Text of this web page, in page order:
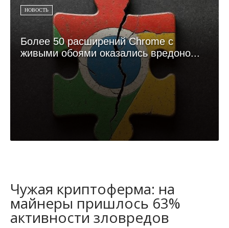
НОВОСТЬ
Более 50 расширений Chrome с
живыми обоями оказались вредоно...
Чужая криптоферма: на
майнеры пришлось 63%
активности зловредов